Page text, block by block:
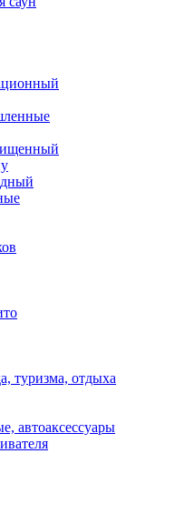
туризма, отдыха
автоаксессуары